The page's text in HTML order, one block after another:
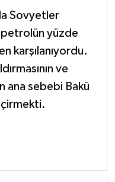
Sovyetler
petrolün yüzde
karşılanıyordu.
ve
ana sebebi Bakü